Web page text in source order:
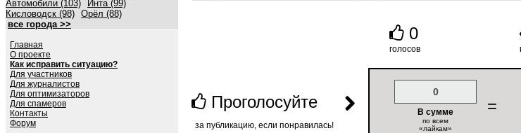
Автомобили (103)
Инта (99)
Кисловодск (98) Орёл (88)
все города >>
Главная
О проекте
Как исправить ситуацию?
Для участников
Для журналистов
Для оптимизаторов
Для спамеров
Контакты
Форум
Проголосуйте
за публикацию, если понравилась!
0
голосов
0
В сумме
по всем
«лайкам»
=